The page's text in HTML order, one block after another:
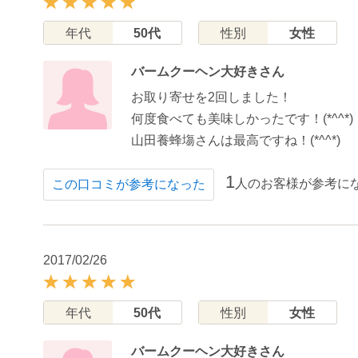
年代 50代 性別 女性
バームクーヘン大好きさん
お取り寄せを2回しました！
何度食べても美味しかったです！(*^^*)
山田養蜂塲さんは最高ですね！(*^^*)
この口コミが参考になった 1人のお客様が参考に
2017/02/26
年代 50代 性別 女性
バームクーヘン大好きさん